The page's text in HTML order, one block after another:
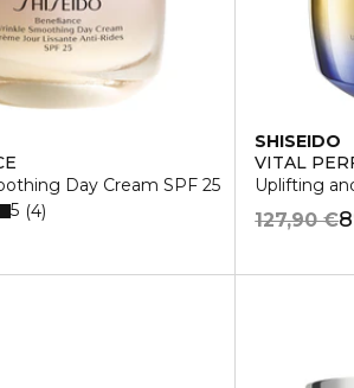
Day Cream SPF 25
5 4
SHISEIDO
VITAL
Uplifting
127,90 €